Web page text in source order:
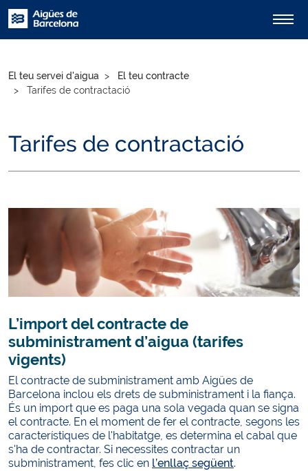
El teu servei d'aigua
El teu contracte
Tarifes de contractació
Tarifes de contractació
L’import del contracte de
subministrament d’aigua (tarifes
vigents)
El contracte de subministrament amb Aigües de
Barcelona inclou els drets de subministrament i la fiança.
És un import que es paga una sola vegada quan se signa
el contracte. En el moment de fer el contracte, segons les
característiques de l'habitatge, es determina el cabal que
s'ha de contractar. Si necessites contractar un
subministrament, fes clic en l’enllaç següent.